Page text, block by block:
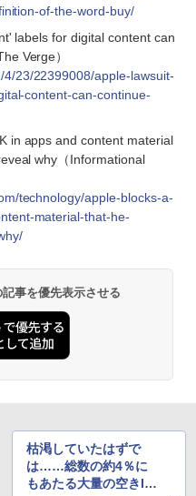
of-the-word-buy/
labels for digital content can
Verge）
23/22399008/apple-lawsuit-
content-can-continue-
in apps and content material
why（Informational
technology/apple-blocks-a-
material-that-he-
事を優先表示させる
枯渇していたはずで
は……総数の約4％に
もあたる大量の空きIP